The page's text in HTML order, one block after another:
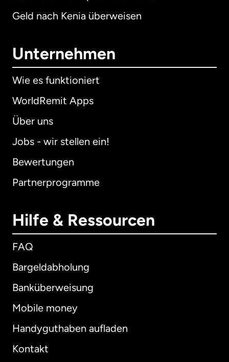
Geld nach Kenia überweisen
Unternehmen
Wie es funktioniert
WorldRemit Apps
Über uns
Jobs - wir stellen ein!
Bewertungen
Partnerprogramme
Hilfe & Ressourcen
FAQ
Bargeldabholung
Banküberweisung
Mobile money
Handyguthaben aufladen
Kontakt